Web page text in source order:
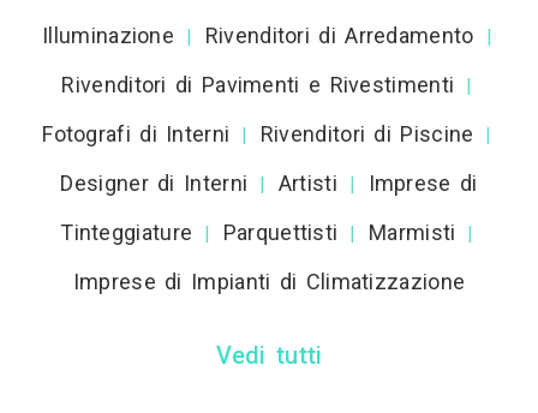
Illuminazione
| Rivenditori di Arredamento |
Rivenditori di Pavimenti e Rivestimenti |
Fotografi di Interni | Rivenditori di Piscine |
Designer di Interni | Artisti |
Imprese di
Tinteggiature
| Parquettisti | Marmisti |
Imprese di Impianti di Climatizzazione
Vedi tutti